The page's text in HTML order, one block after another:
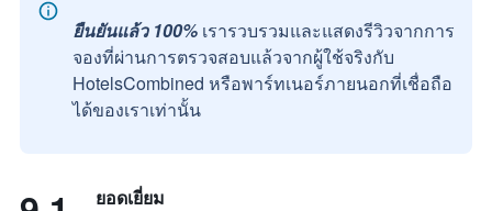
ยืนยันแล้ว 100% เรารวบรวมและแสดงรีวิวจากการ
จองที่ผ่านการตรวจสอบแล้วจากผู้ใช้จริงกับ
HotelsCombined หรือพาร์ทเนอร์ภายนอกที่เชื่อถือ
ได้ของเราเท่านั้น
ยอดเยี่ยม